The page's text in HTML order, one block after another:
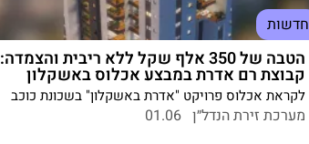
חדשות
הטבה של 350 אלף שקל ללא ריבית והצמדה:
קבוצת רם אדרת במבצע אכלוס באשקלון
לקראת אכלוס פרויקט "אדרת באשקלון" בשכונת כוכב
הצפון, יוצאת חברת הנדל"ן במבצע מימון חריג לרוכשי
מערכת זירת הנדל״ן 01.06